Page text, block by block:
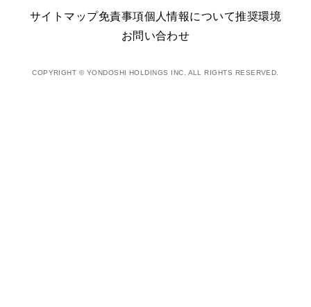
サイトマップ免責事項個人情報について推奨環境
お問い合わせ
COPYRIGHT © YONDOSHI HOLDINGS INC. ALL RIGHTS RESERVED.